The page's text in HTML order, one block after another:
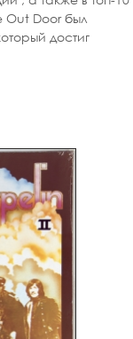
Out Door был
достиг